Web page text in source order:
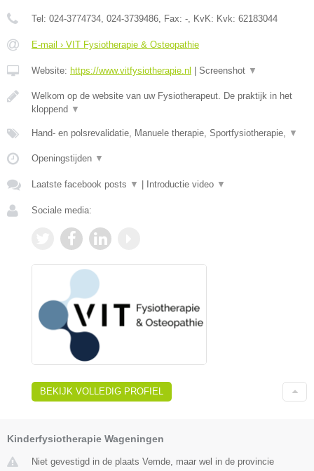
Tel: 024-3774734, 024-3739486, Fax: -, KvK: Kvk: 62183044
E-mail › VIT Fysiotherapie & Osteopathie
Website: https://www.vitfysiotherapie.nl Screenshot ▼
Welkom op de website van uw Fysiotherapeut. De praktijk in het
kloppend ▼
Hand- en polsrevalidatie, Manuele therapie, Sportfysiotherapie, ▼
Openingstijden ▼
Laatste facebook posts ▼ Introductie video ▼
Sociale media:
BEKIJK VOLLEDIG PROFIEL
Kinderfysiotherapie Wageningen
Niet gevestigd in de plaats Vemde, maar wel in de provincie